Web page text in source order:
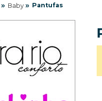
» Baby » Pantufas